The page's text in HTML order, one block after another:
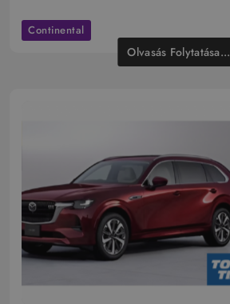
Continental
Olvasás Folytatása...